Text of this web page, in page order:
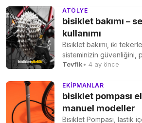
ATÖLYE
bisiklet bakımı –
kullanımı
Bisiklet bakımı, iki
sisteminizin güvenliğini,
parça ömrünü maksimize
Tevfik• 4 ay önce
EKIPMANLAR
bisiklet pompası
manuel modeller
Bisiklet Pompası, lastik